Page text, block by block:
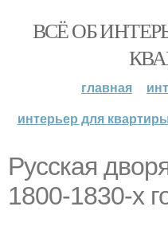
ВСЁ ОБ
главная
интерьер для
Русская
1800-1830-х